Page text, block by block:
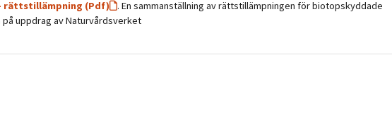
rättstillämpning (Pdf)
. En sammanställning av rättstillämpningen för biotopskyddade
uppdrag av Naturvårdsverket